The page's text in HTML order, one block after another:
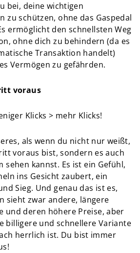
bei, deine wichtigen
zu schützen, ohne das Gaspedal
ermöglicht den schnellsten Weg
ohne dich zu behindern (da es
Transaktion handelt)
Vermögen zu gefährden.
voraus
Klicks > mehr Klicks!
als wenn du nicht nur weißt,
voraus bist, sondern es auch
sehen kannst. Es ist ein Gefühl,
ins Gesicht zaubert, ein
Sieg. Und genau das ist es,
sieht zwar andere, längere
und deren höhere Preise, aber
billigere und schnellere Variante
herrlich ist. Du bist immer